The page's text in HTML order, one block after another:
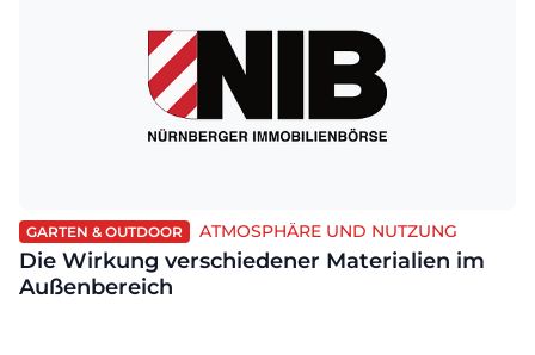
GARTEN & OUTDOOR ATMOSPHÄRE UND NUTZUNG
Die Wirkung verschiedener Materialien im
Außenbereich